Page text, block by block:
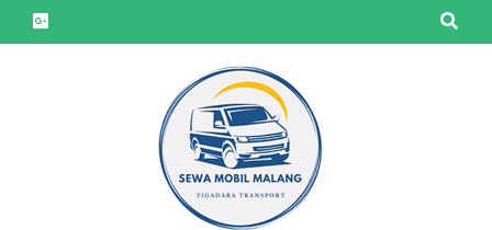
Lompat
ke